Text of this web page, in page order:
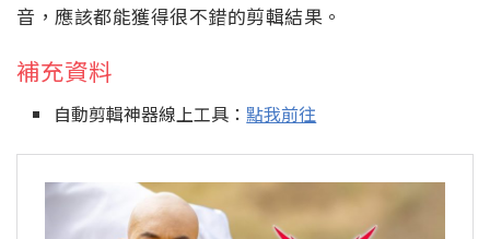
音，應該都能獲得很不錯的剪輯結果。
補充資料
自動剪輯神器線上工具：點我前往